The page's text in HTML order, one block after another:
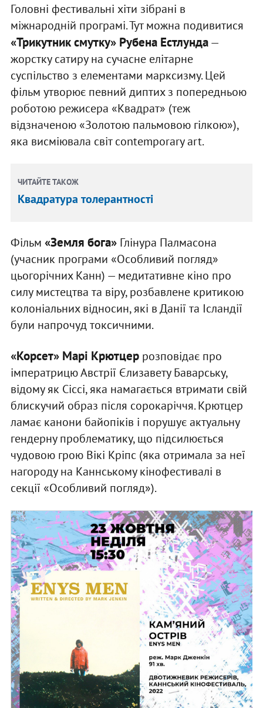
Головні фестивальні хіти зібрані в
міжнародній програмі. Тут можна подивитися
«Трикутник смутку» Рубена Естлунда—
жорстку сатиру на сучасне елітарне
суспільство з елементами марксизму. Цей
фільм утворює певний диптих з попередньою
роботою режисера «Квадрат» (теж
відзначеною «Золотою пальмовою гілкою»),
яка висміювала світ contemporary art.
ЧИТАЙТЕ ТАКОЖ
Квадратура толерантності
Фільм «Земля бога»Глінура Палмасона
(учасник програми «Особливий погляд»
цьогорічних Канн) — медитативне кіно про
силу мистецтва та віру, розбавлене критикою
колоніальних відносин, які в Данії та Ісландії
були напрочуд токсичними.
«Корсет» Марі Крютцеррозповідає про
імператрицю Австрії Єлизавету Баварську,
відому як Сіссі, яка намагається втримати свій
блискучий образ після сорокаріччя. Крютцер
ламає канони байопіків і порушує актуальну
гендерну проблематику, що підсилюється
чудовою грою Вікі Кріпс (яка отримала за неї
нагороду на Каннському кінофестивалі в
секції «Особливий погляд»).